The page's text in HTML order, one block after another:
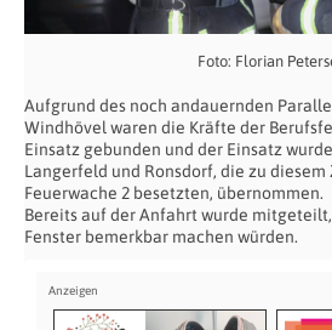
Foto: Florian
Aufgrund des noch andauernden
Windhövel waren die Kräfte der
Einsatz gebunden und der Einsatz
Langerfeld und Ronsdorf, die zu
Feuerwache 2 besetzten, übernommen.
Bereits auf der Anfahrt wurde mitgeteilt,
Fenster bemerkbar machen würden.